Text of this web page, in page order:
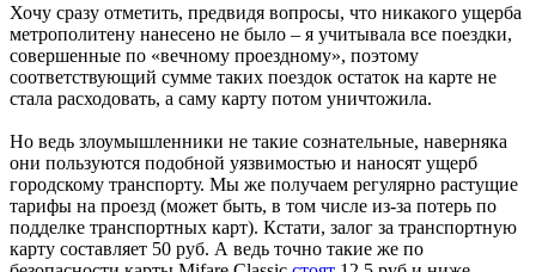
Хочу сразу отметить, предвидя вопросы, что никакого ущерба
метрополитену нанесено не было – я учитывала все поездки,
совершенные по «вечному проездному», поэтому
соответствующий сумме таких поездок остаток на карте не
стала расходовать, а саму карту потом уничтожила.
Но ведь злоумышленники не такие сознательные, наверняка
они пользуются подобной уязвимостью и наносят ущерб
городскому транспорту. Мы же получаем регулярно растущие
тарифы на проезд (может быть, в том числе из-за потерь по
подделке транспортных карт). Кстати, залог за транспортную
карту составляет 50 руб. А ведь точно такие же по